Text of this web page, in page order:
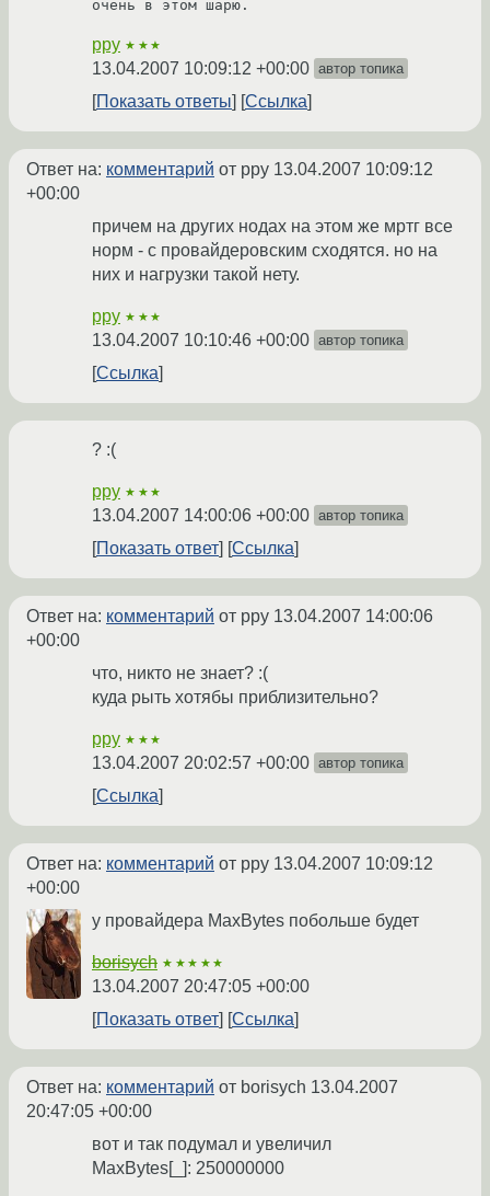
очень в этом шарю.
ppy ★★★
13.04.2007 10:09:12 +00:00 автор топика
Показать ответы Ссылка
Ответ на: комментарий от ppy 13.04.2007 10:09:12
+00:00
причем на других нодах на этом же мртг все
норм - с провайдеровским сходятся. но на
них и нагрузки такой нету.
ppy ★★★
13.04.2007 10:10:46 +00:00 автор топика
Ссылка
? :(
ppy ★★★
13.04.2007 14:00:06 +00:00 автор топика
Показать ответ Ссылка
Ответ на: комментарий от ppy 13.04.2007 14:00:06
+00:00
что, никто не знает? :(
куда рыть хотябы приблизительно?
ppy ★★★
13.04.2007 20:02:57 +00:00 автор топика
Ссылка
Ответ на: комментарий от ppy 13.04.2007 10:09:12
+00:00
у провайдера MaxBytes побольше будет
borisych ★★★★★
13.04.2007 20:47:05 +00:00
Показать ответ
Ссылка
Ответ на: комментарий от borisych 13.04.2007
20:47:05 +00:00
вот и так подумал и увеличил
MaxBytes[_]: 250000000